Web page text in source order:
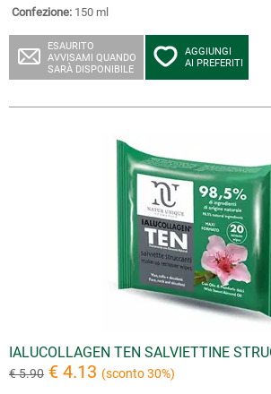
Confezione: 150 ml
ESAURITO
AVVISAMI QUANDO
SARÀ DISPONIBILE
AGGIUNGI
AI PREFERITI
IALUCOLLAGEN TEN SALVIETTINE
€ 5.90 € 4.13 (sconto 30%)